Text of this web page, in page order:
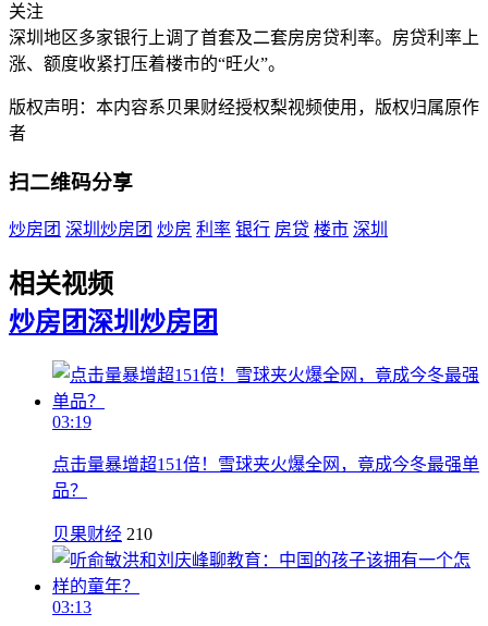
关注
深圳地区多家银行上调了首套及二套房房贷利率。房贷利率上
涨、额度收紧打压着楼市的“旺火”。
版权声明：本内容系贝果财经授权梨视频使用，版权归属原作
者
扫二维码分享
炒房团 深圳炒房团 炒房 利率 银行 房贷 楼市 深圳
相关视频
炒房团深圳炒房团
03:19
点击量暴增超151倍！雪球夹火爆全网，竟成今冬最强单
品？
贝果财经 210
03:13